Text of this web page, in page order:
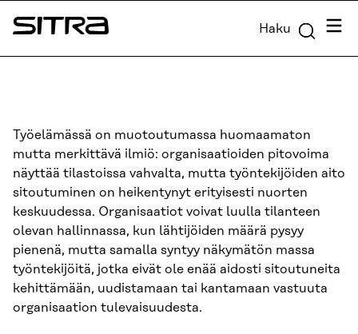
Siirry
suoraan
Sitra Haku
Työelämässä on muotoutumassa huomaamaton
mutta merkittävä ilmiö: organisaatioiden pitovoima
näyttää tilastoissa vahvalta, mutta työntekijöiden aito
sitoutuminen on heikentynyt erityisesti nuorten
keskuudessa. Organisaatiot voivat luulla tilanteen
olevan hallinnassa, kun lähtijöiden määrä pysyy
pienenä, mutta samalla syntyy näkymätön massa
työntekijöitä, jotka eivät ole enää aidosti sitoutuneita
kehittämään, uudistamaan tai kantamaan vastuuta
organisaation tulevaisuudesta.